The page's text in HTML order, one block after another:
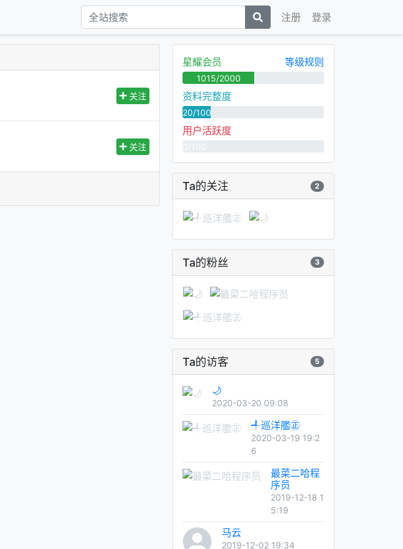
注册 登录
关注
关注
星耀会员 等级规则
1015/2000
资料完整度
20/100
用户活跃度
Ta的关注 2
Ta的粉丝 3
Ta的访客 5
🌙
2020-03-20 09:08
╃巡洋艦㊣
2020-03-19 19:2
6
最菜二哈程
序员
2019-12-18 1
5:19
马云
2019-12-02 19:34